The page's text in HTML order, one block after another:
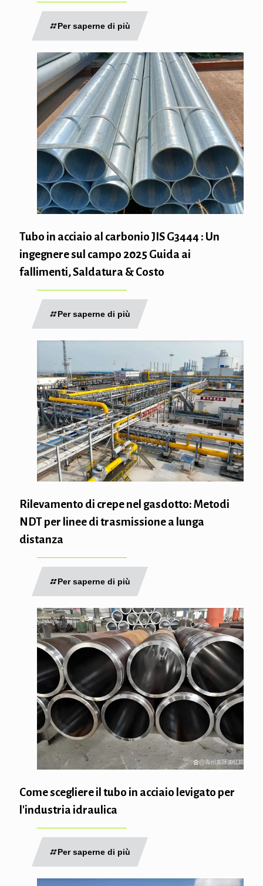
Per saperne di più
Tubo in acciaio al carbonio JIS G3444 : Un
ingegnere sul campo 2025 Guida ai
fallimenti, Saldatura & Costo
Per saperne di più
Rilevamento di crepe nel gasdotto: Metodi
NDT per linee di trasmissione a lunga
distanza
Per saperne di più
Come scegliere il tubo in acciaio levigato per
l'industria idraulica
Per saperne di più